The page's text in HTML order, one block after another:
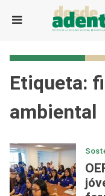
Etiqueta:
ambiental